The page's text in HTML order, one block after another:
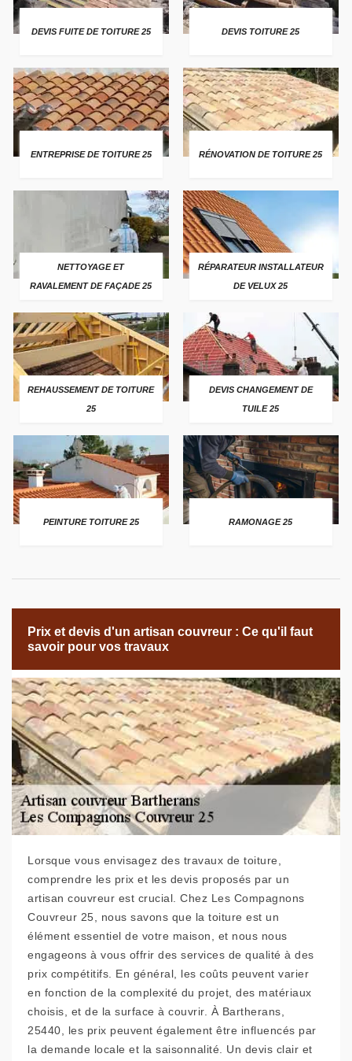
DEVIS FUITE DE TOITURE 25 DEVIS TOITURE 25
ENTREPRISE DE TOITURE 25 RÉNOVATION DE TOITURE 25
NETTOYAGE ET
RAVALEMENT DE FAÇADE 25
RÉPARATEUR INSTALLATEUR
DE VELUX 25
REHAUSSEMENT DE TOITURE
25
DEVIS CHANGEMENT DE
TUILE 25
PEINTURE TOITURE 25 RAMONAGE 25
Prix et devis d'un artisan couvreur : Ce qu'il faut
savoir pour vos travaux
Lorsque vous envisagez des travaux de toiture,
comprendre les prix et les devis proposés par un
artisan couvreur est crucial. Chez Les Compagnons
Couvreur 25, nous savons que la toiture est un
élément essentiel de votre maison, et nous nous
engageons à vous offrir des services de qualité à des
prix compétitifs. En général, les coûts peuvent varier
en fonction de la complexité du projet, des matériaux
choisis, et de la surface à couvrir. À Bartherans,
25440, les prix peuvent également être influencés par
la demande locale et la saisonnalité. Un devis clair et